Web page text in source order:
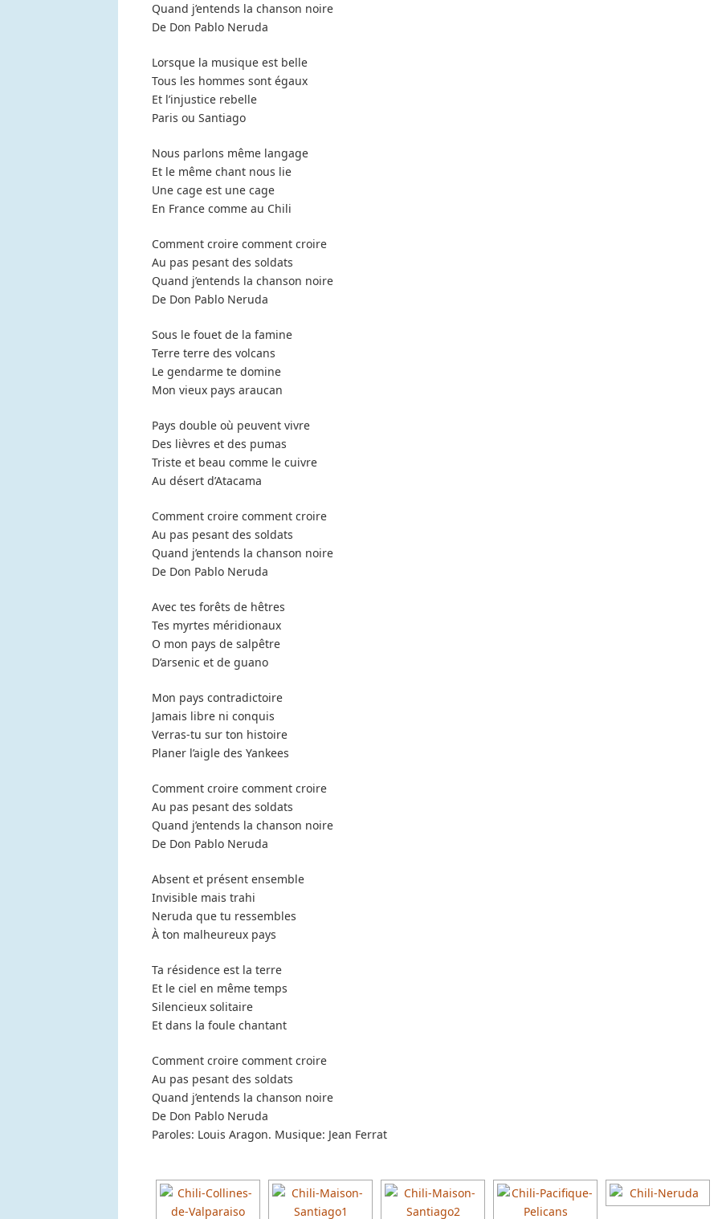
Quand j’entends la chanson noire
De Don Pablo Neruda
Lorsque la musique est belle
Tous les hommes sont égaux
Et l’injustice rebelle
Paris ou Santiago
Nous parlons même langage
Et le même chant nous lie
Une cage est une cage
En France comme au Chili
Comment croire comment croire
Au pas pesant des soldats
Quand j’entends la chanson noire
De Don Pablo Neruda
Sous le fouet de la famine
Terre terre des volcans
Le gendarme te domine
Mon vieux pays araucan
Pays double où peuvent vivre
Des lièvres et des pumas
Triste et beau comme le cuivre
Au désert d’Atacama
Comment croire comment croire
Au pas pesant des soldats
Quand j’entends la chanson noire
De Don Pablo Neruda
Avec tes forêts de hêtres
Tes myrtes méridionaux
O mon pays de salpêtre
D’arsenic et de guano
Mon pays contradictoire
Jamais libre ni conquis
Verras-tu sur ton histoire
Planer l’aigle des Yankees
Comment croire comment croire
Au pas pesant des soldats
Quand j’entends la chanson noire
De Don Pablo Neruda
Absent et présent ensemble
Invisible mais trahi
Neruda que tu ressembles
À ton malheureux pays
Ta résidence est la terre
Et le ciel en même temps
Silencieux solitaire
Et dans la foule chantant
Comment croire comment croire
Au pas pesant des soldats
Quand j’entends la chanson noire
De Don Pablo Neruda
Paroles: Louis Aragon. Musique: Jean Ferrat